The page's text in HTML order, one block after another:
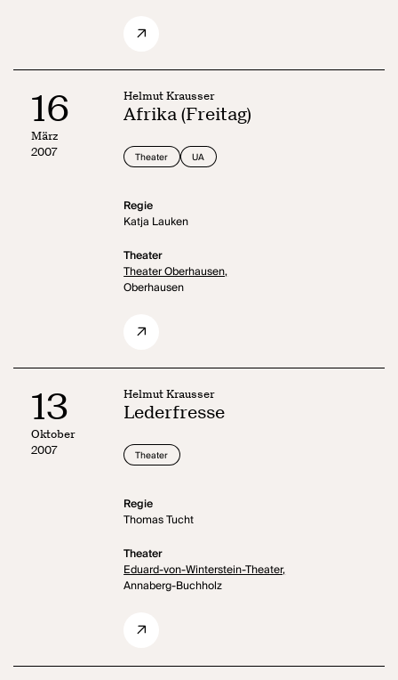
16
März
2007
Helmut Krausser
Afrika (Freitag)
Theater UA
Regie
Katja Lauken
Theater
Theater Oberhausen,
Oberhausen
13
Oktober
2007
Helmut Krausser
Lederfresse
Theater
Regie
Thomas Tucht
Theater
Eduard-von-Winterstein-Theater,
Annaberg-Buchholz